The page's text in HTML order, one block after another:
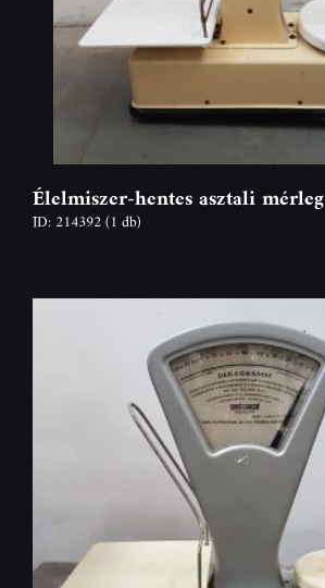
Élelmiszer-hentes asztali mérleg
ID: 214392(1 db)